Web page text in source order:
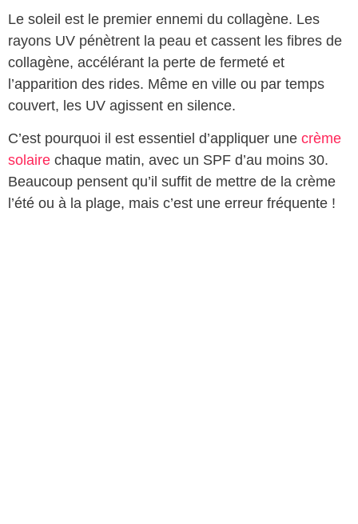
Le soleil est le premier ennemi du collagène. Les
rayons UV pénètrent la peau et cassent les fibres de
collagène, accélérant la perte de fermeté et
l’apparition des rides. Même en ville ou par temps
couvert, les UV agissent en silence.
C’est pourquoi il est essentiel d’appliquer une crème
solaire chaque matin, avec un SPF d’au moins 30.
Beaucoup pensent qu’il suffit de mettre de la crème
l’été ou à la plage, mais c’est une erreur fréquente !